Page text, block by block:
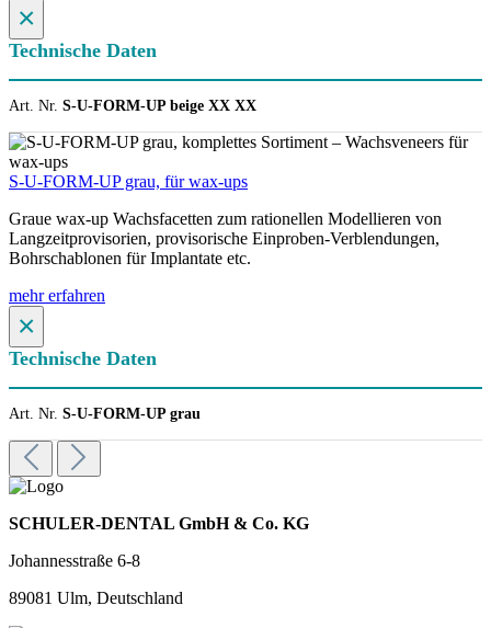
×
Technische Daten
Art. Nr. S-U-FORM-UP beige XX XX
S-U-FORM-UP grau, für wax-ups
Graue wax-up Wachsfacetten zum rationellen Modellieren von
Langzeitprovisorien, provisorische Einproben-Verblendungen,
Bohrschablonen für Implantate etc.
mehr erfahren
×
Technische Daten
Art. Nr. S-U-FORM-UP grau
SCHULER-DENTAL GmbH & Co. KG
Johannesstraße 6-8
89081 Ulm, Deutschland